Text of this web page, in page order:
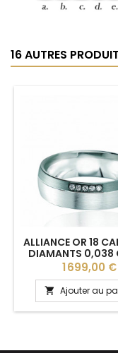
16 AUTRES
ALLIANCE OR 18
DIAMANTS 0,038
BREUNING
MM
Prix
1 699,00 €
 Ajouter au